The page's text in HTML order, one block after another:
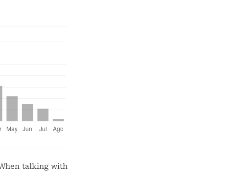
talking with